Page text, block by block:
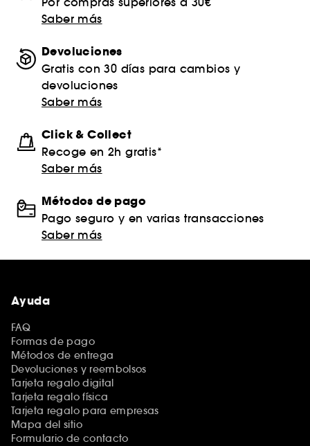
Saber más
Devoluciones
Gratis con 30 días para cambios y
devoluciones
Saber más
Click & Collect
Recoge en 2h gratis*
Saber más
Métodos de pago
Pago seguro y en varias transacciones
Saber más
Ayuda
FAQ
Formas de pago
Métodos de entrega
Devoluciones y reembolsos
Tarjeta regalo digital
Tarjeta regalo física
Tarjeta regalo para empresas
Mapa del sitio
Formulario de contacto